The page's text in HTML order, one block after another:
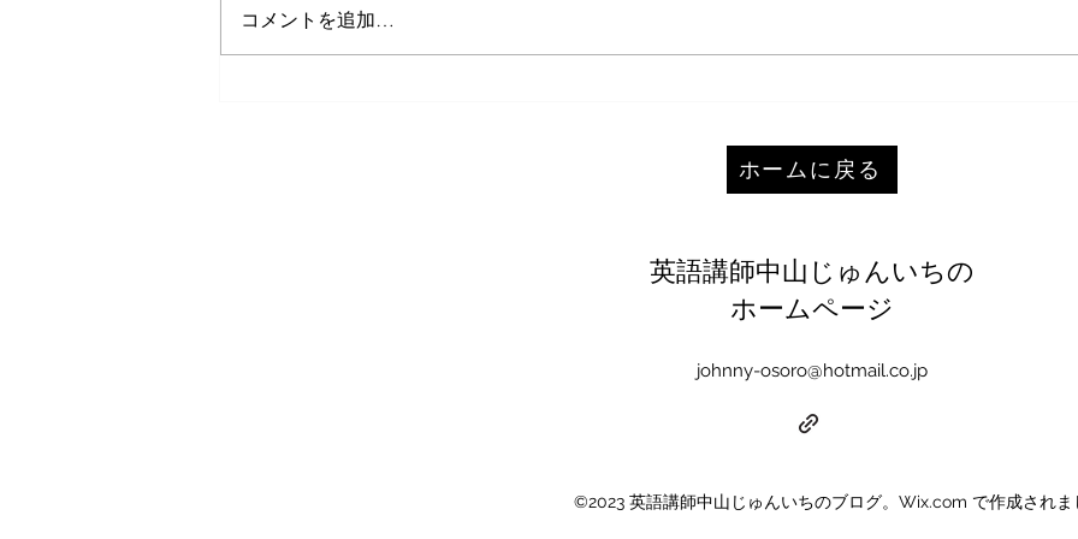
ニズムと、その治し方
コメントを追加…
ホームに戻る
英語講師中山じゅんいちの
ホームページ
johnny-osoro@hotmail.co.jp
©2023 英語講師中山じゅんいちのブログ。Wix.com で作成されま